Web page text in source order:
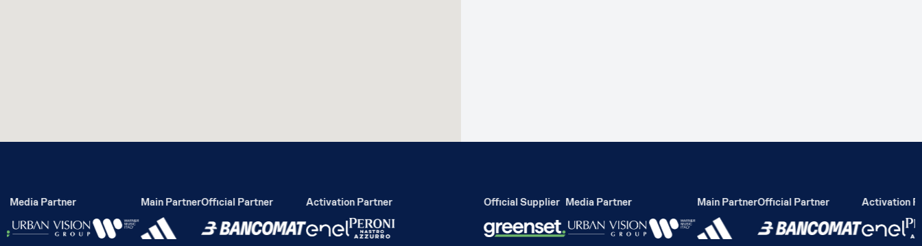
Media Partner Main PartnerOfficial Partner Activation Partner Official Supplier Media Partner Main PartnerOfficial Partner Activation